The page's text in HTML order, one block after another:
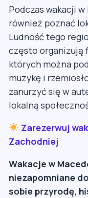
Podczas wakacji
również poznać
Ludność tego
często organizują
których można
muzykę i
zanurzyć się w
lokalną
Zarezerwuj
Zachodniej
Wakacje w
niezapomniane
sobie przyrodę,